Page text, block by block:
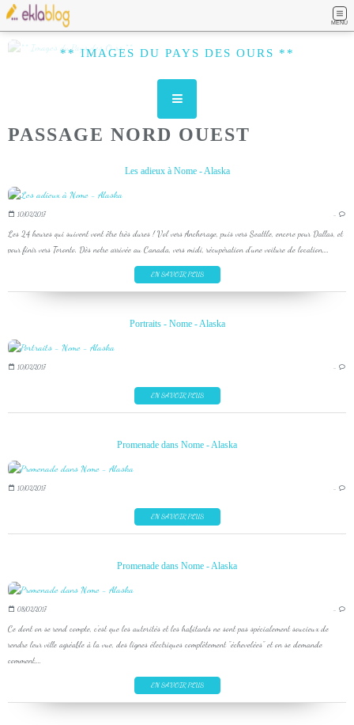
MENU
** IMAGES DU PAYS DES OURS **
PASSAGE NORD OUEST
Les adieux à Nome - Alaska
10/02/2017 …
Les 24 heures qui suivent vont être très dures ! Vol vers Anchorage, puis vers Seattle, encore pour Dallas, et
pour finir vers Toronto. Dès notre arrivée au Canada, vers midi, récupération d'une voiture de location,...
EN SAVOIR PLUS
Portraits - Nome - Alaska
10/02/2017 …
EN SAVOIR PLUS
Promenade dans Nome - Alaska
10/02/2017 …
EN SAVOIR PLUS
Promenade dans Nome - Alaska
08/02/2017 …
Ce dont on se rend compte, c'est que les autorités et les habitants ne sont pas spécialement soucieux de
rendre leur ville agréable à la vue, des lignes électriques complètement "échevelées" et on se demande
comment,...
EN SAVOIR PLUS